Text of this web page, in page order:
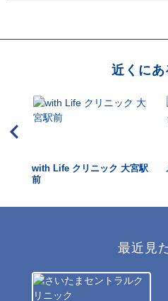
近くにあ
with Life クリニック 大宮駅
前
最近見